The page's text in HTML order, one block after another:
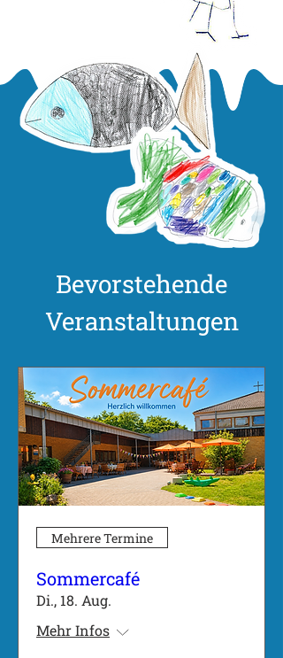
Bevorstehende
Veranstaltungen
Mehrere Termine
Sommercafé
Di., 18. Aug.
Mehr Infos